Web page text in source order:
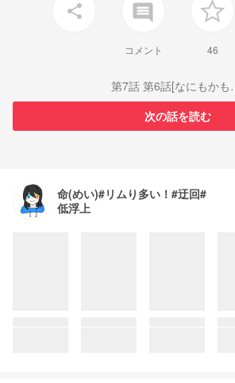
share insert_comment
コメント 46
第7話 第6話[なにもか
次の話を読む
命(めい)#リムり多い！#迂回#
低浮上